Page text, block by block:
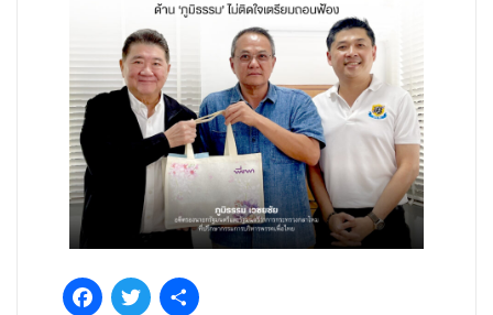
FacebookTwitter